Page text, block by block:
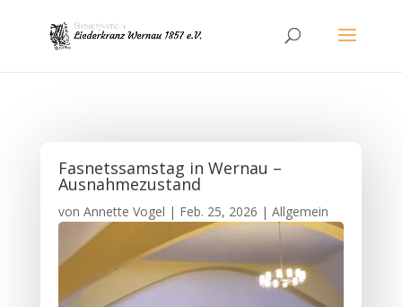
Fasnetssamstag in Wernau –
Ausnahmezustand
von Annette Vogel | Feb. 25, 2026 | Allgemein